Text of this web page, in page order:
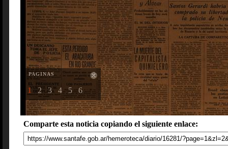
PAGINAS
1 2 3 4 5 6
Comparte esta noticia copiando el siguiente enlace: